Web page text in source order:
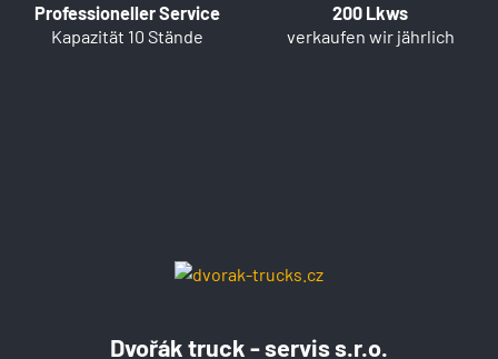
Professioneller Service
Kapazität 10 Stände
200 Lkws
verkaufen wir jährlich
Dvořák truck - servis s.r.o.